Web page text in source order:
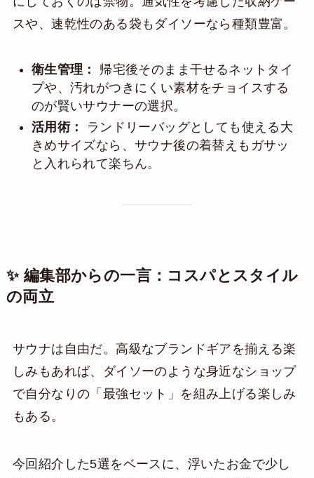
スや、速乾性のある袋もダイソーなら種類豊富。
衛生管理：
帰宅後そのまま干せるネットタイ
プや、汚れがつきにくい素材をチョイスする
のが賢いサウナーの選択。
活用術：
ランドリーバッグとしても使える大
きめサイズなら、サウナ後の着替えもガサッ
と入れられて楽ちん。
✨ 編集部からの一言：コスパとスタイル
の両立
サウナは自由だ。高級なブランドギアを揃える楽
しみもあれば、ダイソーのような身近なショップ
で自分なりの「最強セット」を組み上げる楽しみ
もある。
今回紹介した5選をベースに、浮いたお金で少し